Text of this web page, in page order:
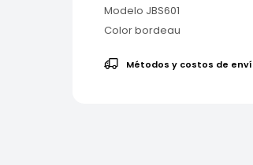
Modelo JBS601
Color bordeau
Métodos y costos de